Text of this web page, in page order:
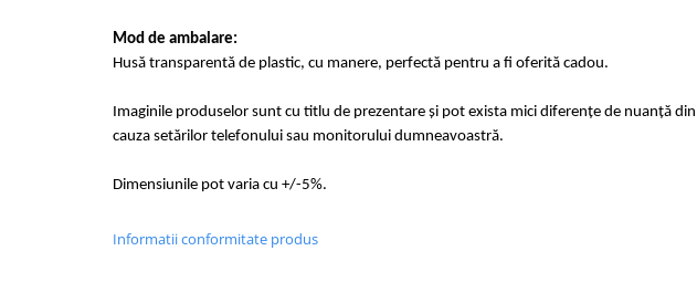
Mod de ambalare:
Husă transparentă de plastic, cu manere, perfectă pentru a fi oferită cadou.
Imaginile produselor sunt cu titlu de prezentare și pot exista mici diferențe de nuanță din
cauza setărilor telefonului sau monitorului dumneavoastră.
Dimensiunile pot varia cu +/-5%.
Informatii conformitate produs